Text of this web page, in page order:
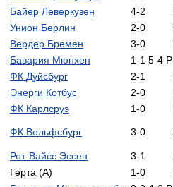
Байер Леверкузен 4-2
Унион Берлин 2-0
Вердер Бремен 3-0
Бавария Мюнхен 1-1 5-4 P
ФК Дуйсбург 2-1
Энерги Котбус 2-0
ФК Карлсруэ 1-0
ФК Вольфсбург 3-0
Рот-Вайсс Эссен 3-1
Герта (A) 1-0